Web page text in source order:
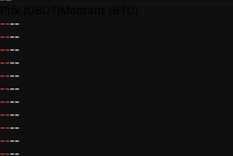
----
----
----
----
----
----
----
----
----
----